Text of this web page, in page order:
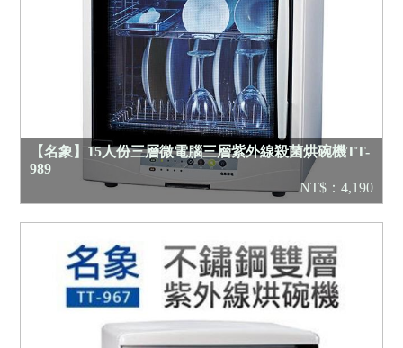
【名象】15人份三層微電腦三層紫外線殺菌烘碗機TT-
989
NT$：4,190